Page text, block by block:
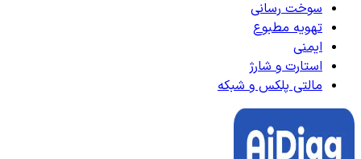
سوخت رسانی
تهویه مطبوع
ایمنی
استارت و شارژ
مالتی پلکس و شبکه